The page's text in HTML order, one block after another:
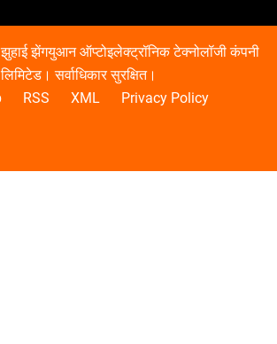
झेंगयुआन ऑप्टोइलेक्ट्रॉनिक टेक्नोलॉजी कंपनी
लिमिटेड। सर्वाधिकार सुरक्षित।
RSS XML Privacy Policy